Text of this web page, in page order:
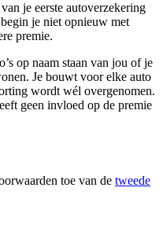
je eerste autoverzekering
je niet opnieuw met
premie.
op naam staan van jou of je
Je bouwt voor elke auto
wordt wél overgenomen.
geen invloed op de premie
toe van de tweede